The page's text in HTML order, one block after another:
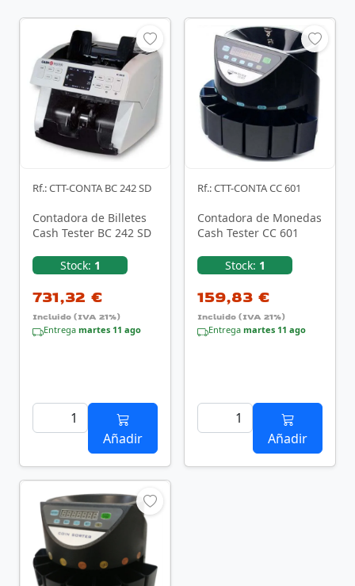
Rf.: CTT-CONTA BC 242 SD
Contadora de Billetes
Cash Tester BC 242 SD
Stock: 1
731,32 €
Incluido (IVA 21%)
Entrega martes 11 ago
Añadir
Rf.: CTT-CONTA CC 601
Contadora de Monedas
Cash Tester CC 601
Stock: 1
159,83 €
Incluido (IVA 21%)
Entrega martes 11 ago
Añadir